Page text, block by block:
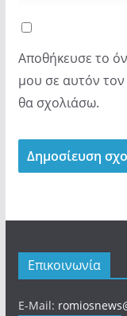
Αποθήκευσε το
μου σε αυτόν
θα σχολιάσω.
Επικοινωνία
E-Mail: